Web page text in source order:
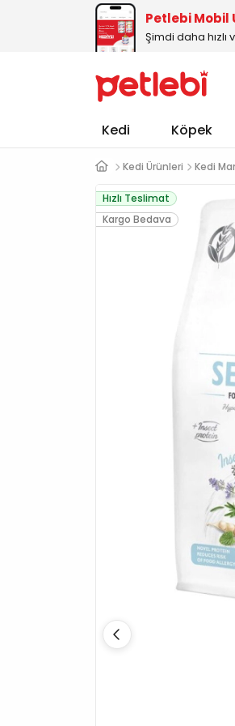
Petlebi Mobil
Şimdi daha hızlı
Kedi Köpek
Kedi Ürünleri Kedi
Hızlı Teslimat
Kargo Bedava